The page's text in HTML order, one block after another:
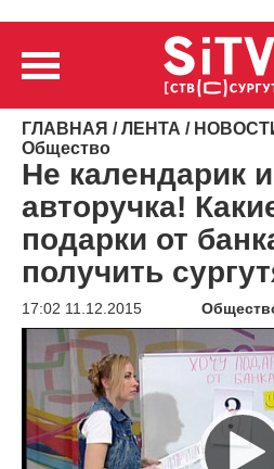
ГЛАВНАЯ /ЛЕНТА /
Общество
Не календарик
авторучка!
подарки от
получить
17:02 11.12.2015
Видеоплеер